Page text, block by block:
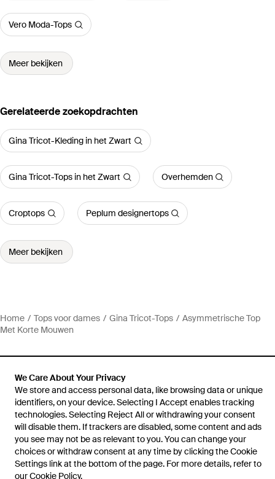
We Care About Your Privacy
We store and access personal data, like browsing data or unique
identifiers, on your device. Selecting I Accept enables tracking
technologies. Selecting Reject All or withdrawing your consent
will disable them. If trackers are disabled, some content and ads
you see may not be as relevant to you. You can change your
choices or withdraw consent at any time by clicking the Cookie
Settings link at the bottom of the page. For more details, refer to
ourCookie Policy.
Vero Moda-Tops
Meer bekijken
Gerelateerde zoekopdrachten
Gina Tricot-Kleding in het Zwart
Gina Tricot-Tops in het Zwart Overhemden
Croptops Peplum designertops
Meer bekijken
Home Tops voor dames Gina Tricot-Tops
Asymmetrische Top
Met Korte Mouwen
Hulp en informatie